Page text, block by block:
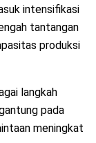
intensifikasi
tantangan
produksi
langkah
pada
meningkat